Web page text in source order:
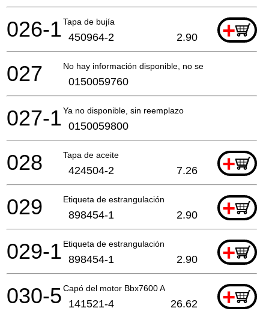
Tapa de bujía +
026-1 450964-2 2.90
No hay información disponible, no se puede pedir
027 0150059760
Ya no disponible, sin reemplazo
027-1 0150059800
Tapa de aceite +
028 424504-2 7.26
Etiqueta de estrangulación +
029 898454-1 2.90
Etiqueta de estrangulación +
029-1 898454-1 2.90
Capó del motor Bbx7600 A +
030-5 141521-4 26.62